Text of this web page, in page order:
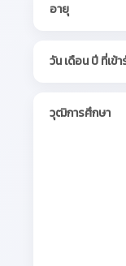
อายุ
วัน เดือน ปี ที่เข้
วุฒิการศึกษา